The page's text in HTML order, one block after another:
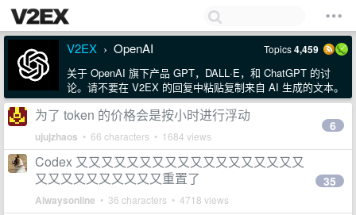
V2EX › OpenAI Topics4,459
关于 OpenAI 旗下产品 GPT，DALL·E，和 ChatGPT 的讨
论。请不要在 V2EX 的回复中粘贴复制来自 AI 生成的文本。
为了 token 的价格会是按小时进行浮动
ujujzhaos • 66 characters • 1684 views
6
Codex 又又又又又又又又又又又又又又又又又又
又又又又又又又又又又重置了
Alwaysonline • 36 characters • 4718 views
35